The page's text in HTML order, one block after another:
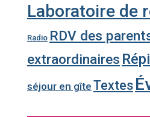
Laboratoire de
Radio RDV des
extraordinaires
séjour en gîte Textes